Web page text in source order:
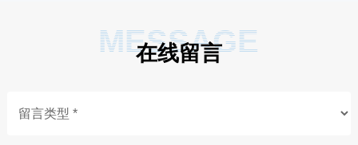
MESSAGE
在线留言